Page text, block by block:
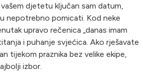
djetetu ključan sam datum,
nepotrebno pomicati. Kod neke
upravo rečenica „danas imam
i puhanje svjećica. Ako rješavate
tijekom praznika bez velike ekipe,
izbor.